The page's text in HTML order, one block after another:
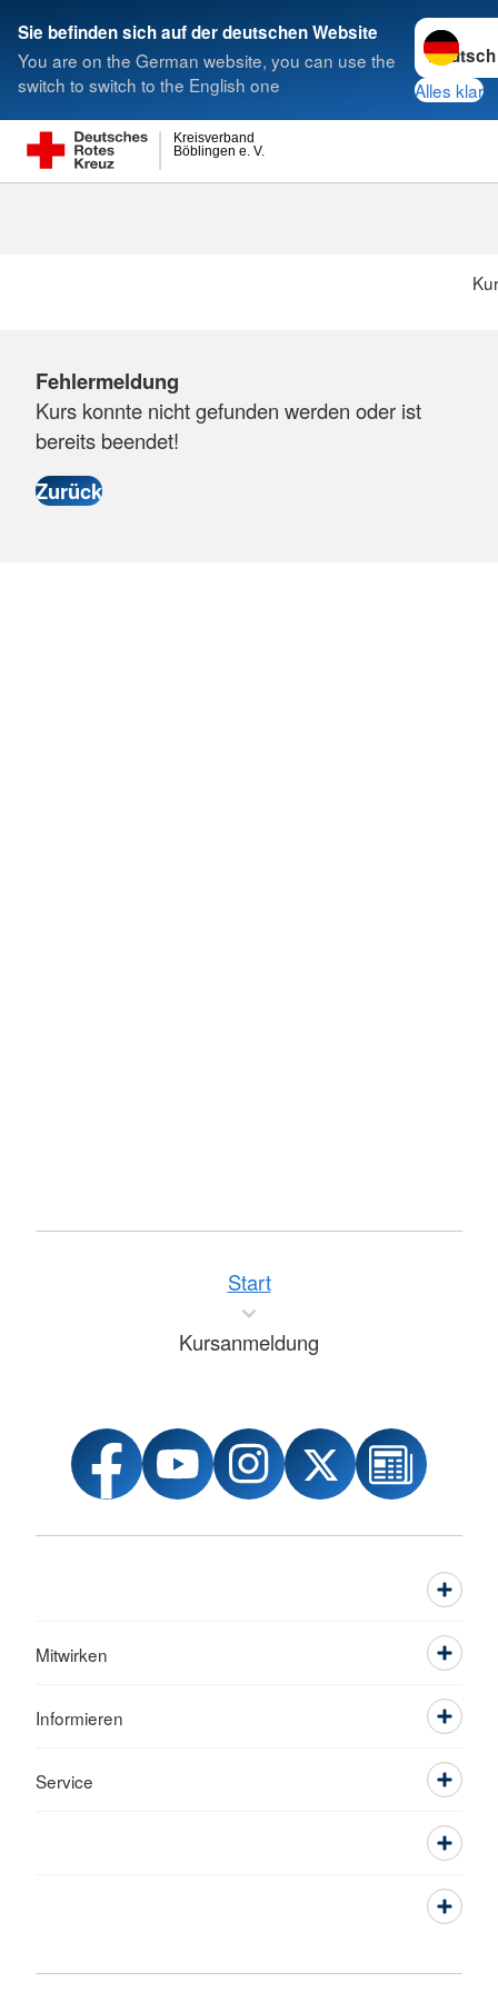
Sie befinden sich auf der deutschen Website
You are on the German website, you can use the
switch to switch to the English one
Sprache
Alles klar
Böblingen e. V.
Kreisverband
Suche
Fehlermeldung
Kurs konnte nicht gefunden werden oder ist
bereits beendet!
Start
Kursanmeldung
Mitwirken
Informieren
Service